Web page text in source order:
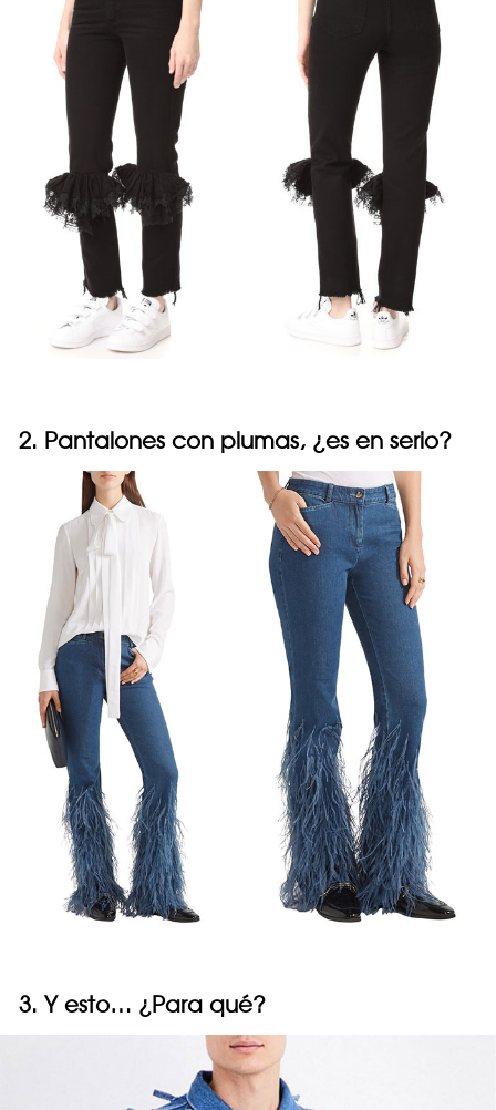
2. Pantalones con plumas, ¿es en serio?
3. Y esto… ¿Para qué?